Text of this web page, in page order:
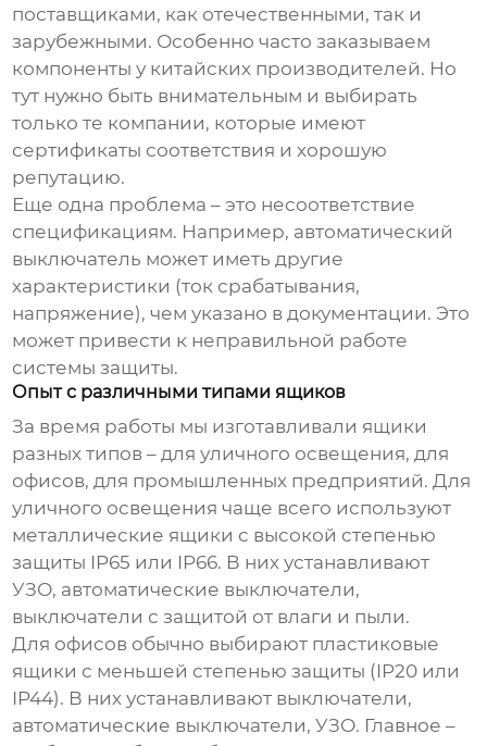
поставщиками, как отечественными, так и
зарубежными. Особенно часто заказываем
компоненты у китайских производителей. Но
тут нужно быть внимательным и выбирать
только те компании, которые имеют
сертификаты соответствия и хорошую
репутацию.
Еще одна проблема – это несоответствие
спецификациям. Например, автоматический
выключатель может иметь другие
характеристики (ток срабатывания,
напряжение), чем указано в документации. Это
может привести к неправильной работе
системы защиты.
Опыт с различными типами ящиков
За время работы мы изготавливали ящики
разных типов – для уличного освещения, для
офисов, для промышленных предприятий. Для
уличного освещения чаще всего используют
металлические ящики с высокой степенью
защиты IP65 или IP66. В них устанавливают
УЗО, автоматические выключатели,
выключатели с защитой от влаги и пыли.
Для офисов обычно выбирают пластиковые
ящики с меньшей степенью защиты (IP20 или
IP44). В них устанавливают выключатели,
автоматические выключатели, УЗО. Главное –